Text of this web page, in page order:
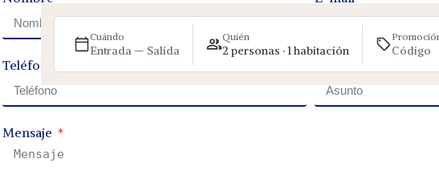
Cuándo
Entrada — Salida
Quién
2 personas · 1 habitación
Teléfono
Mensaje